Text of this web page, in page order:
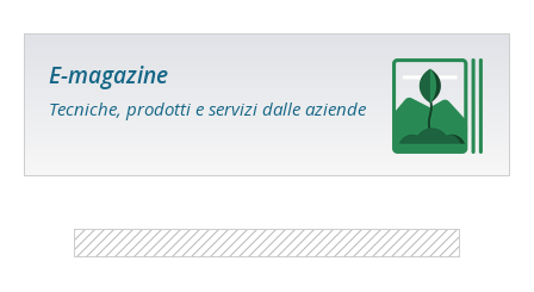
E-magazine
Tecniche, prodotti e servizi dalle aziende